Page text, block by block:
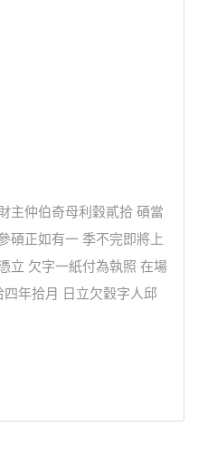
主仲伯奇母利穀貳拾 碩當
碩正如有一 季不完即將上
立 欠字一紙付為執照 在場
年拾月 日立欠穀字人邱